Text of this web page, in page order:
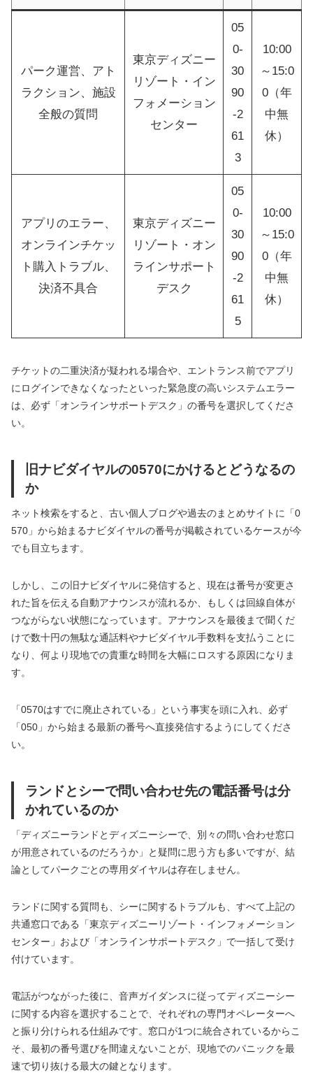
パーク運営、アト
ラクション、施設
全般の質問
東京ディズニー
リゾート・イン
フォメーション
センター
05
0-
30
90
-2
61
3
10:00
～15:0
0（年
中無
休）
アプリのエラー、
オンラインチケッ
ト購入トラブル、
決済不具合
東京ディズニー
リゾート・オン
ラインサポート
デスク
05
0-
30
90
-2
61
5
10:00
～15:0
0（年
中無
休）
チケットの二重決済が疑われる場合や、エントランス前でアプリ
にログインできなくなったといった緊急度の高いシステムエラー
は、必ず「オンラインサポートデスク」の番号を選択してくださ
い。
旧ナビダイヤルの0570にかけるとどうなるの
か
ネット検索をすると、古い個人ブログや過去のまとめサイトに「0
570」から始まるナビダイヤルの番号が掲載されているケースが今
でも目立ちます。
しかし、この旧ナビダイヤルに発信すると、現在は番号が変更さ
れた旨を伝える自動アナウンスが流れるか、もしくは回線自体が
つながらない状態になっています。アナウンスを最後まで聞くだ
けで数十円の無駄な通話料やナビダイヤル手数料を支払うことに
なり、何より現地での貴重な時間を大幅にロスする原因になりま
す。
「0570はすでに廃止されている」という事実を頭に入れ、必ず
「050」から始まる最新の番号へ直接発信するようにしてくださ
い。
ランドとシーで問い合わせ先の電話番号は分
かれているのか
「ディズニーランドとディズニーシーで、別々の問い合わせ窓口
が用意されているのだろうか」と疑問に思う方も多いですが、結
論としてパークごとの専用ダイヤルは存在しません。
ランドに関する質問も、シーに関するトラブルも、すべて上記の
共通窓口である「東京ディズニーリゾート・インフォメーション
センター」および「オンラインサポートデスク」で一括して受け
付けています。
電話がつながった後に、音声ガイダンスに従ってディズニーシー
に関する内容を選択することで、それぞれの専門オペレーターへ
と振り分けられる仕組みです。窓口が1つに統合されているからこ
そ、最初の番号選びを間違えないことが、現地でのパニックを最
速で切り抜ける最大の鍵となります。